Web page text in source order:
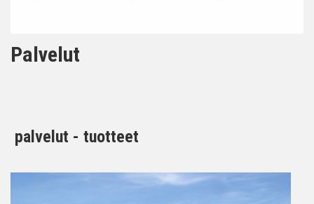
Palvelut
palvelut - tuotteet